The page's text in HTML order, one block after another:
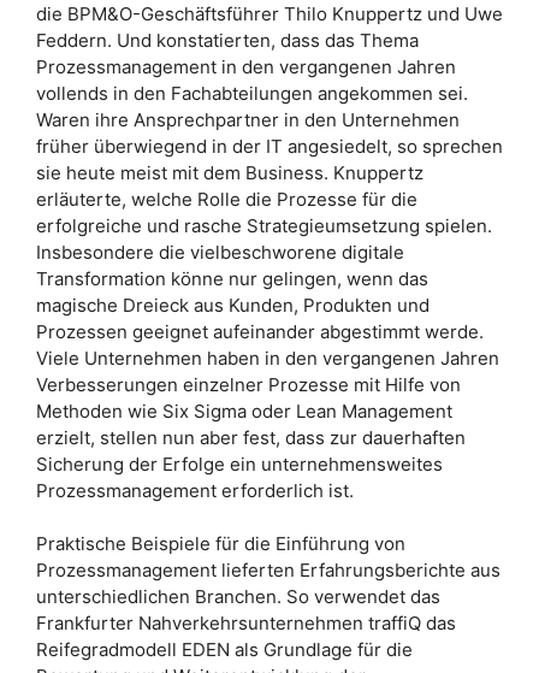
die BPM&O-Geschäftsführer Thilo Knuppertz und Uwe
Feddern. Und konstatierten, dass das Thema
Prozessmanagement in den vergangenen Jahren
vollends in den Fachabteilungen angekommen sei.
Waren ihre Ansprechpartner in den Unternehmen
früher überwiegend in der IT angesiedelt, so sprechen
sie heute meist mit dem Business. Knuppertz
erläuterte, welche Rolle die Prozesse für die
erfolgreiche und rasche Strategieumsetzung spielen.
Insbesondere die vielbeschworene digitale
Transformation könne nur gelingen, wenn das
magische Dreieck aus Kunden, Produkten und
Prozessen geeignet aufeinander abgestimmt werde.
Viele Unternehmen haben in den vergangenen Jahren
Verbesserungen einzelner Prozesse mit Hilfe von
Methoden wie Six Sigma oder Lean Management
erzielt, stellen nun aber fest, dass zur dauerhaften
Sicherung der Erfolge ein unternehmensweites
Prozessmanagement erforderlich ist.
Praktische Beispiele für die Einführung von
Prozessmanagement lieferten Erfahrungsberichte aus
unterschiedlichen Branchen. So verwendet das
Frankfurter Nahverkehrsunternehmen traffiQ das
Reifegradmodell EDEN als Grundlage für die